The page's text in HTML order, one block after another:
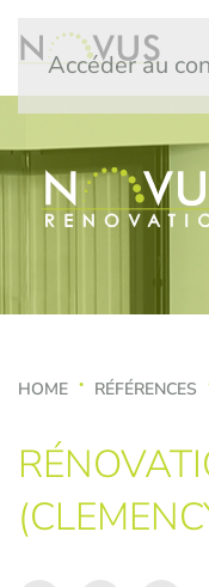
Accéder au
HOME RÉFÉRENCES